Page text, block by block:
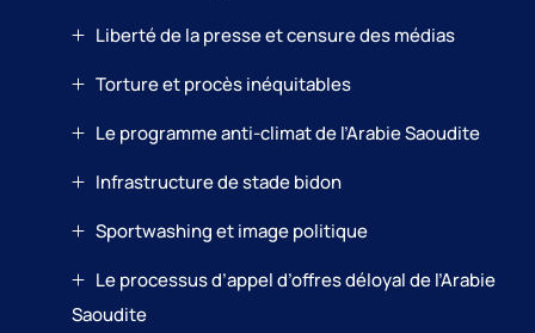
Liberté de la presse et censure des médias
Torture et procès inéquitables
Le programme anti-climat de l’Arabie Saoudite
Infrastructure de stade bidon
Sportwashing et image politique
Le processus d’appel d’offres déloyal de l’Arabie
Saoudite